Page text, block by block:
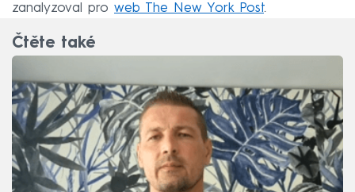
zanalyzoval pro web The New York Post.
Čtěte také